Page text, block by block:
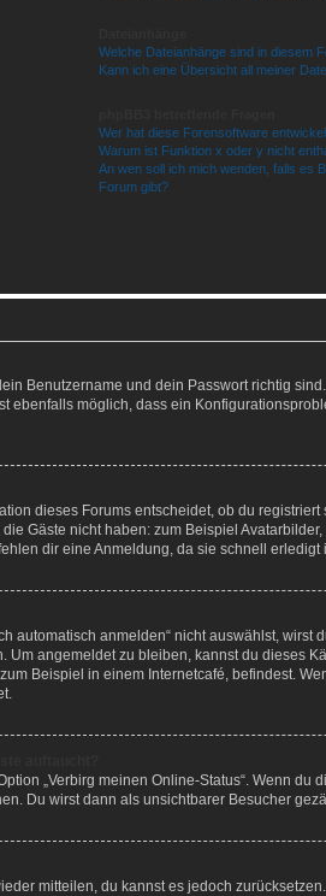
Welche Dateianhänge sind in diesem
Kann ich eine Übersicht all meiner
Wer hat diese Forensoftware
Warum ist Funktion x oder y nicht
An wen soll ich mich wenden, falls es
Forum gibt?
Benutzername und dein Passwort richtig
ebenfalls möglich, dass ein
dieses Forums entscheidet, ob du
Gäste nicht haben: zum Beispiel
dir eine Anmeldung, da sie schnell
automatisch anmelden“ nicht auswählst, wirst
angemeldet zu bleiben, kannst du dieses
Beispiel in einem Internetcafé, befindest.
„Verbirg meinen Online-Status“. Wenn du
Du wirst dann als unsichtbarer Besucher
mitteilen, du kannst es jedoch